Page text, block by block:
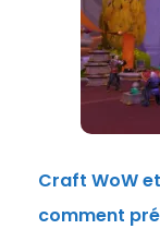
Craft WoW
comment